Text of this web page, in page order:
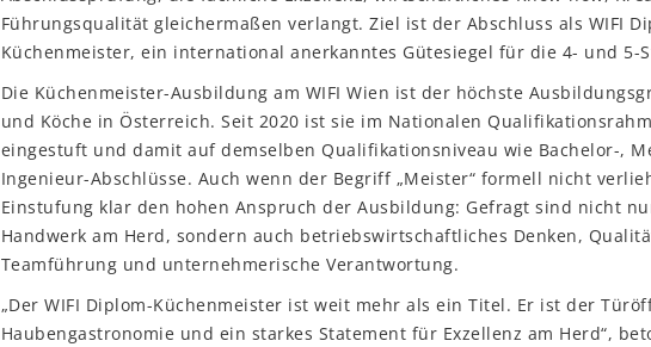
Führungsqualität gleichermaßen verlangt. Ziel ist der Abschluss als WIFI
Küchenmeister, ein international anerkanntes Gütesiegel für die 4- und 5-
Die Küchenmeister-Ausbildung am WIFI Wien ist der höchste
und Köche in Österreich. Seit 2020 ist sie im Nationalen
eingestuft und damit auf demselben Qualifikationsniveau wie Bachelor-,
Ingenieur-Abschlüsse. Auch wenn der Begriff „Meister“ formell nicht
Einstufung klar den hohen Anspruch der Ausbildung: Gefragt sind nicht
Handwerk am Herd, sondern auch betriebswirtschaftliches Denken,
Teamführung und unternehmerische Verantwortung.
„Der WIFI Diplom-Küchenmeister ist weit mehr als ein Titel. Er ist der
Haubengastronomie und ein starkes Statement für Exzellenz am Herd“,